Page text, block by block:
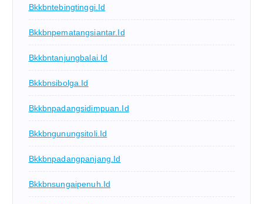
Bkkbntebingtinggi.id
Bkkbnpematangsiantar.id
Bkkbntanjungbalai.id
Bkkbnsibolga.id
Bkkbnpadangsidimpuan.id
Bkkbngunungsitoli.id
Bkkbnpadangpanjang.id
Bkkbnsungaipenuh.id